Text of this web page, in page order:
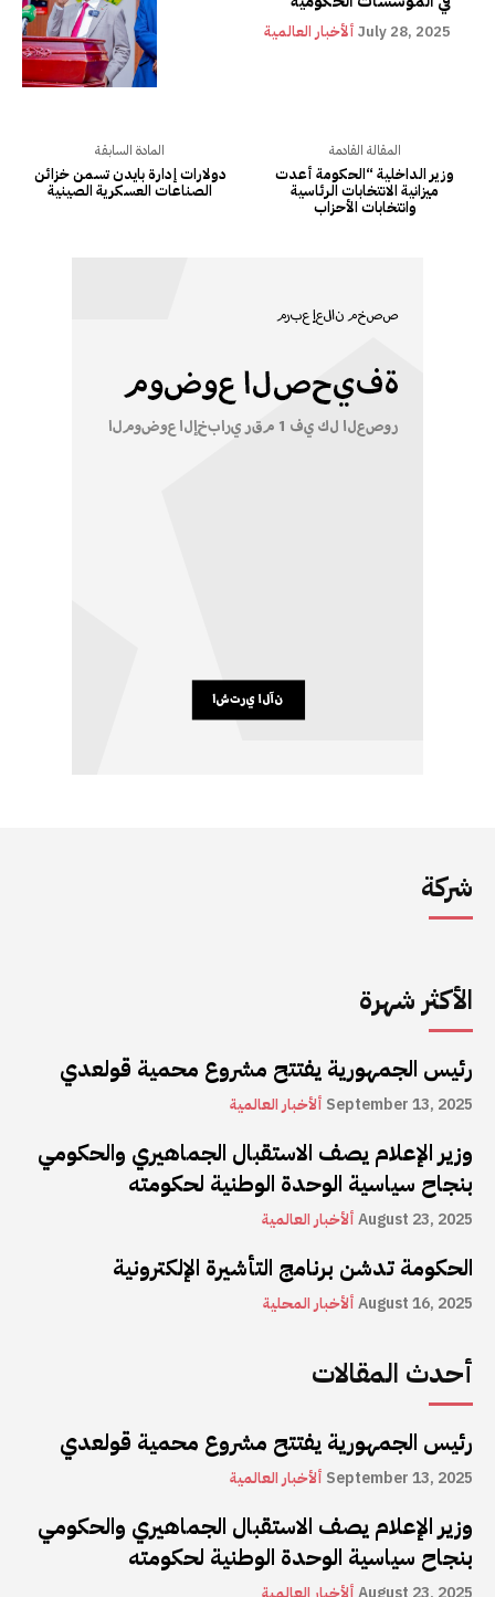
شركة
الأكثر شهرة
رئيس الجمهورية يفتتح مشروع محمية قولعدي
ألأخبار العالمية September 13, 2025
وزير الإعلام يصف الاستقبال الجماهيري والحكومي
بنجاح سياسية الوحدة الوطنية لحكومته
ألأخبار العالميةAugust 23, 2025
الحكومة تدشن برنامج التأشيرة الإلكترونية
ألأخبار المحليةAugust 16, 2025
أحدث المقالات
رئيس الجمهورية يفتتح مشروع محمية قولعدي
ألأخبار العالمية September 13, 2025
وزير الإعلام يصف الاستقبال الجماهيري والحكومي
بنجاح سياسية الوحدة الوطنية لحكومته